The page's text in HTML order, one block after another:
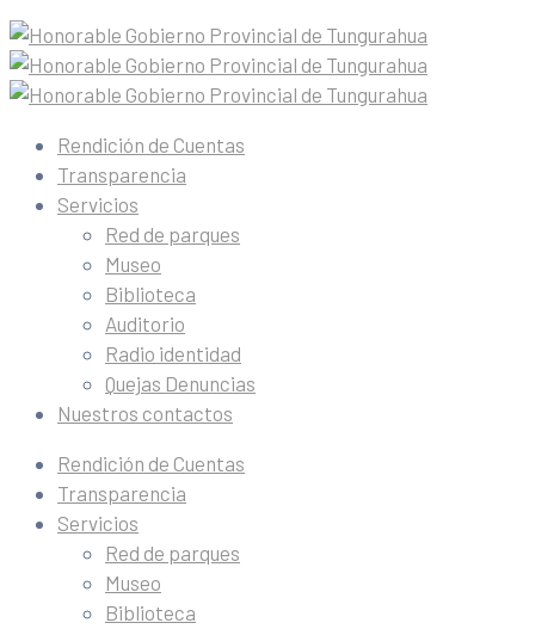
Rendición de Cuentas
Transparencia
Servicios
Red de parques
Museo
Biblioteca
Auditorio
Radio identidad
Quejas Denuncias
Nuestros contactos
Rendición de Cuentas
Transparencia
Servicios
Red de parques
Museo
Biblioteca